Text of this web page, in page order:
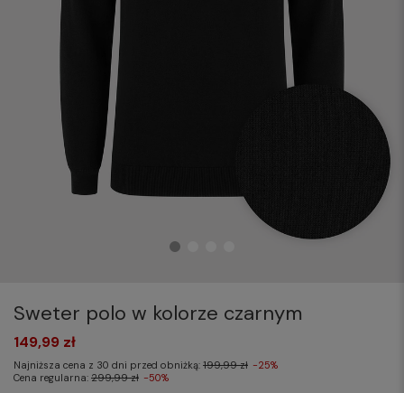
Sweter polo w kolorze czarnym
149,99 zł
Najniższa cena z 30 dni przed obniżką: 199,99 zł -25%
Cena regularna: 299,99 zł -50%